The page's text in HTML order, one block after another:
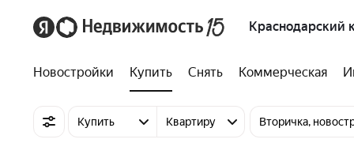
Краснодарский
Новостройки Купить Снять Коммерческая
Купить Квартиру Вторичка,